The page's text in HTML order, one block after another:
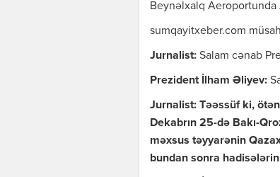
Beynəlxalq Aeroportunda
sumqayitxeber.com
Jurnalist: Salam cənab
Prezident İlham Əliyev:
Jurnalist: Təəssüf ki,
Dekabrın 25-də Bakı-
məxsus təyyarənin
bundan sonra